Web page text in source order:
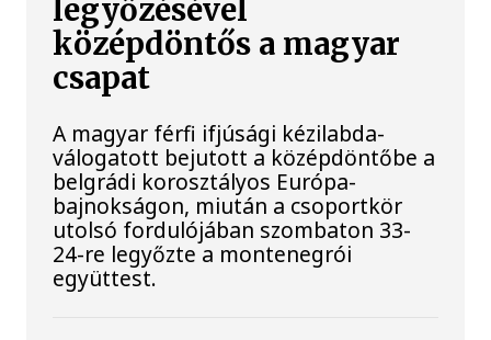
legyőzésével
középdöntős a magyar
csapat
A magyar férfi ifjúsági kézilabda-
válogatott bejutott a középdöntőbe a
belgrádi korosztályos Európa-
bajnokságon, miután a csoportkör
utolsó fordulójában szombaton 33-
24-re legyőzte a montenegrói
együttest.